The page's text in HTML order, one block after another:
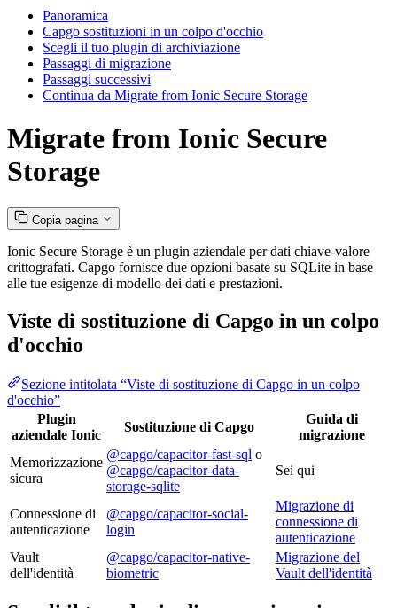
Panoramica
Capgo sostituzioni in un colpo d'occhio
Scegli il tuo plugin di archiviazione
Passaggi di migrazione
Passaggi successivi
Continua da Migrate from Ionic Secure Storage
Migrate from Ionic Secure
Storage
Copia pagina
Ionic Secure Storage è un plugin aziendale per dati chiave-valore
crittografati. Capgo fornisce due opzioni basate su SQLite in base
alle tue esigenze di modello dei dati e prestazioni.
Viste di sostituzione di Capgo in un colpo
d'occhio
Sezione intitolata “Viste di sostituzione di Capgo in un colpo
d'occhio”
Plugin
aziendale Ionic
Sostituzione di Capgo
Guida di
migrazione
Memorizzazione
sicura
@capgo/capacitor-fast-sql o
@capgo/capacitor-data-
storage-sqlite
Sei qui
Connessione di
autenticazione
@capgo/capacitor-social-
login
Migrazione di
connessione di
autenticazione
Vault
dell'identità
@capgo/capacitor-native-
biometric
Migrazione del
Vault dell'identità